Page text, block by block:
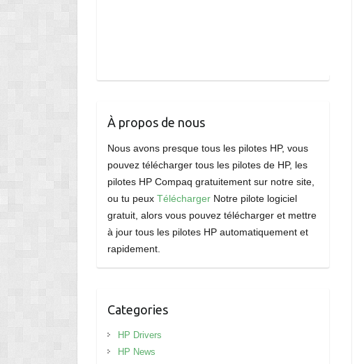
À propos de nous
Nous avons presque tous les pilotes HP, vous
pouvez télécharger tous les pilotes de HP, les
pilotes HP Compaq gratuitement sur notre site,
ou tu peuxTélécharger Notre pilote logiciel
gratuit, alors vous pouvez télécharger et mettre
à jour tous les pilotes HP automatiquement et
rapidement.
Categories
HP Drivers
HP News